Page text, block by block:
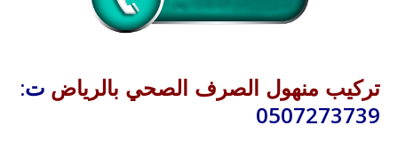
تركيب منهول الصرف الصحي بالرياض ت:
0507273739